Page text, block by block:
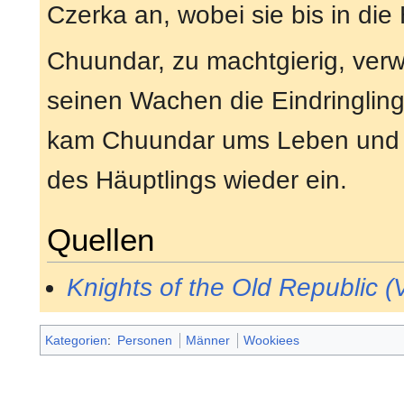
Czerka an, wobei sie bis in
Chuundar, zu machtgierig,
seinen Wachen die
kam Chuundar ums Leben
des Häuptlings wieder ein.
Quellen
Knights of the Old Republic
Kategorien: Personen Männer Wookiees